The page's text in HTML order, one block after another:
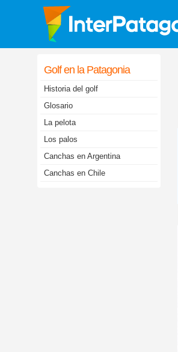
Golf en la Patagonia
Historia del golf
Glosario
La pelota
Los palos
Canchas en Argentina
Canchas en Chile